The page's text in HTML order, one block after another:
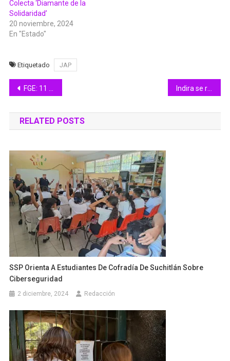
Colecta ‘Diamante de la
Solidaridad’
20 noviembre, 2024
En "Estado"
Etiquetado JAP
Navegación
de
entradas
FGE: 11 personas son detenidas mediante órdenes de aprehensión
RELATED POSTS
SSP Orienta A Estudiantes De Cofradía De Suchitlán Sobre
Ciberseguridad
2 diciembre, 2024 Redacción